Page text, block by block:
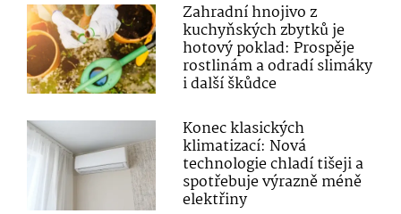
Zahradní hnojivo z
kuchyňských zbytků je
hotový poklad: Prospěje
rostlinám a odradí slimáky
i další škůdce
Konec klasických
klimatizací: Nová
technologie chladí tišeji a
spotřebuje výrazně méně
elektřiny